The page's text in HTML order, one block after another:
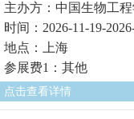
主办方：中国生物工
时间：2026-11-19-
地点：上海
参展费1：其他
点击查看详情